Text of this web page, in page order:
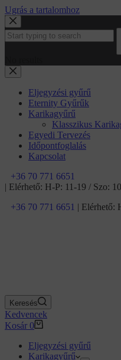
Ugrás a tartalomhoz
Eljegyzési gyűrű
Eternity Gyűrűk
Karikagyűrű
Klasszikus
Egyedi Tervezés
Időpontfoglalás
Kapcsolat
+36 70 771 6651
| Elérhető: H-P: 11-19 / Szo:
+36 70 771 6651 | Elérhető:
Keresés
Kedvencek
Kosár 0
Eljegyzési gyűrű
Karikagyűrű